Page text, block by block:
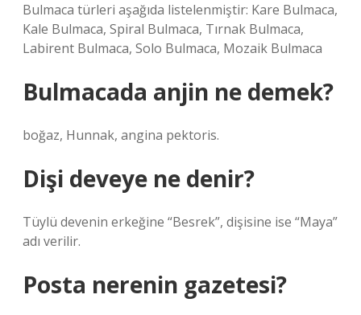
Bulmaca türleri aşağıda listelenmiştir: Kare Bulmaca,
Kale Bulmaca, Spiral Bulmaca, Tırnak Bulmaca,
Labirent Bulmaca, Solo Bulmaca, Mozaik Bulmaca
Bulmacada anjin ne demek?
boğaz, Hunnak, angina pektoris.
Dişi deveye ne denir?
Tüylü devenin erkeğine “Besrek”, dişisine ise “Maya”
adı verilir.
Posta nerenin gazetesi?